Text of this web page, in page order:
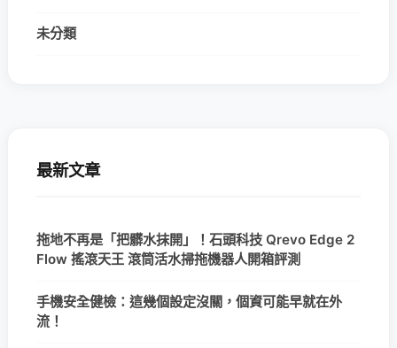
未分類
最新文章
拖地不再是「把髒水抹開」！石頭科技 Qrevo Edge 2
Flow 搖滾天王 滾筒活水掃拖機器人開箱評測
手機安全健檢：這幾個設定沒關，個資可能早就在外
流！